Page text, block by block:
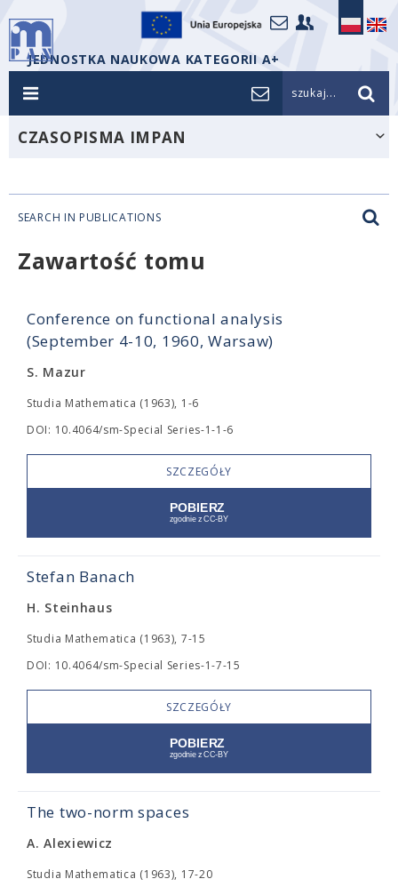
JEDNOSTKA NAUKOWA KATEGORII A+
szukaj...
CZASOPISMA IMPAN
SEARCH IN PUBLICATIONS
Zawartość tomu
Conference on functional analysis
(September 4-10, 1960, Warsaw)
S. Mazur
Studia Mathematica (1963), 1-6
DOI: 10.4064/sm-Special Series-1-1-6
SZCZEGÓŁY
Stefan Banach
H. Steinhaus
Studia Mathematica (1963), 7-15
DOI: 10.4064/sm-Special Series-1-7-15
SZCZEGÓŁY
The two-norm spaces
A. Alexiewicz
Studia Mathematica (1963), 17-20